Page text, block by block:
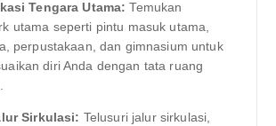
Tengara Utama: Temukan
utama seperti pintu masuk utama,
perpustakaan, dan gimnasium untuk
diri Anda dengan tata ruang
Sirkulasi: Telusuri jalur sirkulasi,